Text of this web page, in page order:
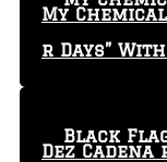
My
r Days”
Dez
Black